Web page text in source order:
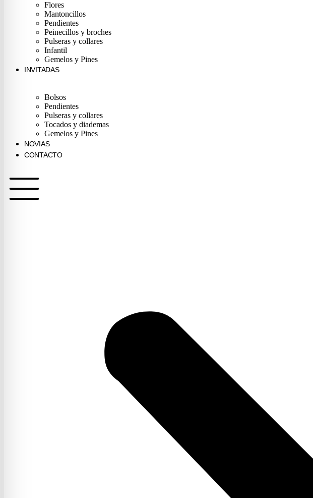
Flores
Mantoncillos
Pendientes
Peinecillos y broches
Pulseras y collares
Infantil
Gemelos y Pines
INVITADAS
Bolsos
Pendientes
Pulseras y collares
Tocados y diademas
Gemelos y Pines
NOVIAS
CONTACTO